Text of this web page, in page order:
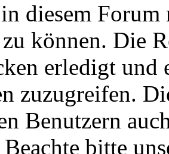
diesem
können. Die
erledigt und
zuzugreifen.
Benutzern
bitte